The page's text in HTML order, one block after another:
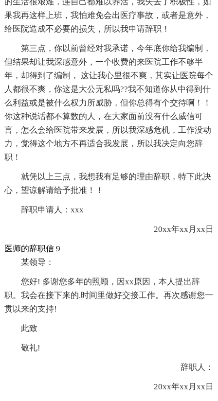
的生活很艰难，连自己都难以养活，我失去了积极性，如
果我再这样上班，我怕难免会出医疗事故，或者是意外，
给医院造成不必要的损失，所以我申请辞职！
第三点，你以前曾经对我承诺，今年底你给我编制，
但结果却让我深感意外，一个收费的来医院工作不够半
年，却得到了编制， 这让我心里很不爽，其实让医院每个
人都很不爽，你这是大公无私吗??我不知道你从中得到什
么利益或是被什么权力所威胁，但你总得有个交待啊！！
你这种说话都不算数的人，在大家面前没有什么威信可
言，怎么会给医院带来发展，所以我深感危机，工作没动
力，觉得这个地方不再适合我发展，所以我决定向您辞
职！
就凭以上三点，我想我有足够的理由辞职，特下此决
心，望谅解请给予批准！！
辞职申请人：xxx
20xx年xx月xx日
医师的辞职信 9
某领导：
您好! 多谢您多年的照顾，因xx原因，本人提出辞
职。我会在接下来的.时间里做好交接工作。再次感谢您一
贯以来的支持!
此致
敬礼!
辞职人：
20xx年xx月xx日